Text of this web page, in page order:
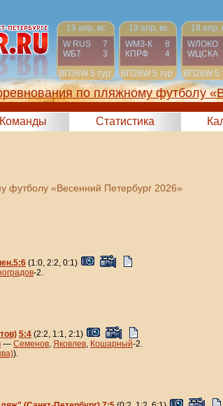
19 апр, вс
W RUS
7
WБ7
3
ВП26W 5 тур
19 апр, вс
WМЗ-К
8
КПРФ
4
ВП26W 5 тур
19 апр,
WЛОКО
WЦСКА
ВП26W 5
по пляжному футболу
Команды Статистика
футболу «Весенний Петербург 2026»
(1:0, 2:2, 0:1)
-2.
5:4 (2:2, 1:1, 2:1)
— Семенов, Яковлев, Кошарный-2.
).